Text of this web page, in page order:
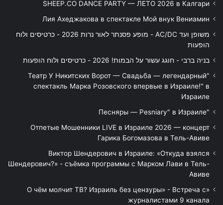
SHEEP.CO DANCE PARTY — ЛЕТО 2026 в Калгари
Лия Ахеджакова в спектакле Мой внук Вениамин
משופן ועד AC/DC - מופע פסנתר לאור נרות 2026 - כרטיסים ולוח
הופעות
בניה ברבי - חוגג עשור על הבמות! 2026 - כרטיסים ולוח הופעות
"Театр У Никитских Ворот — Свадьба — легендарный
спектакль Марка Розовского впервые в Израиле!" в
Израиле
"Песняры — Pesniary" в Израиле
Отпетые Мошенники LIVE в Израиле 2026 — концерт
Гарика Богомазова в Тель-Авиве
Виктор Шендерович в Израиле: «Откуда взялся
Шендерович?» - съёмка программы с Марком Лави в Тель-
Авиве
«О чём молчит ТВ? Израиль без цензуры» - Встреча с
журналистами 9 канала